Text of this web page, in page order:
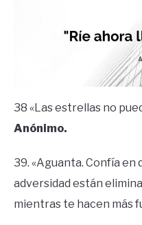
38 «Las estrellas no
Anónimo.
39. «Aguanta. Confía en
adversidad están
mientras te hacen más